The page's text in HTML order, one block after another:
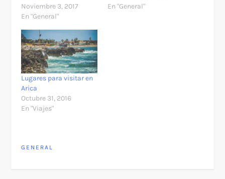
Noviembre 3, 2017
En "General"
En "General"
Lugares para visitar en
Arica
Octubre 31, 2016
En "Viajes"
GENERAL